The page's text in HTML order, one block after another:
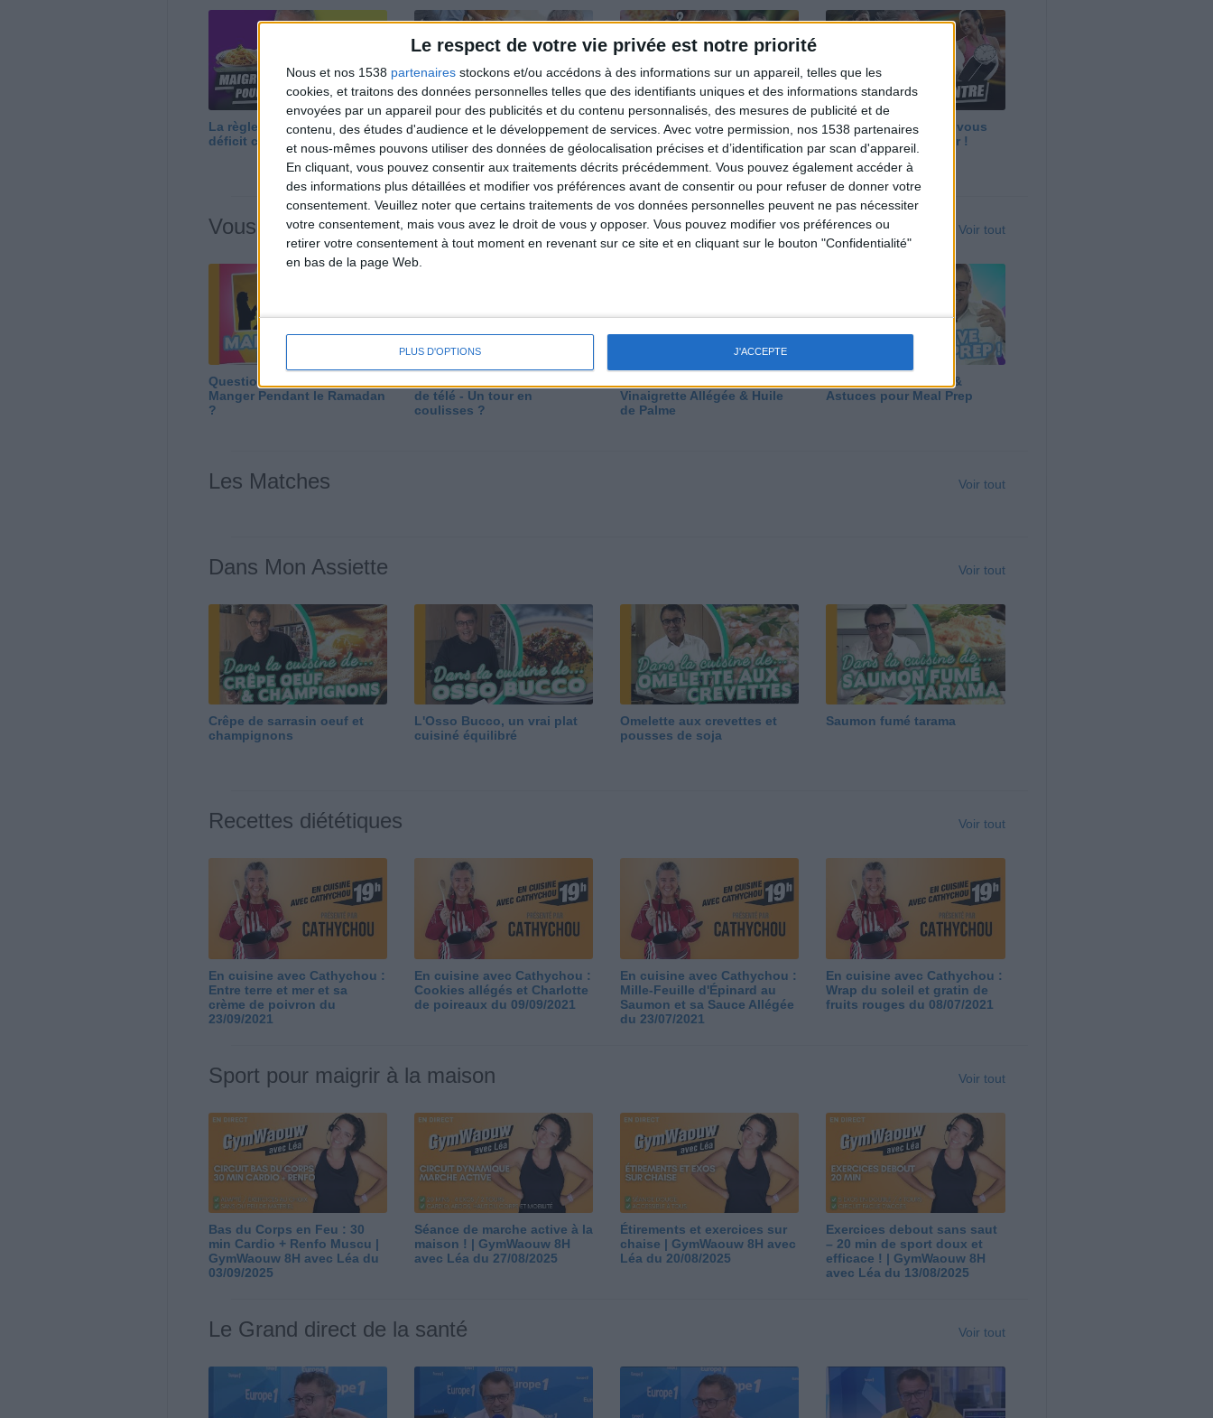
Le respect de votre vie privée est notre priorité
Nous et nos 1538 partenaires stockons et/ou accédons à des informations sur un appareil, telles que les
cookies, et traitons des données personnelles telles que des identifiants uniques et des informations standards
envoyées par un appareil pour des publicités et du contenu personnalisés, des mesures de publicité et de
contenu, des études d'audience et le développement de services. Avec votre permission, nos 1538 partenaires
et nous-mêmes pouvons utiliser des données de géolocalisation précises et d’identification par scan d'appareil.
En cliquant, vous pouvez consentir aux traitements décrits précédemment. Vous pouvez également accéder à
des informations plus détaillées et modifier vos préférences avant de consentir ou pour refuser de donner votre
consentement. Veuillez noter que certains traitements de vos données personnelles peuvent ne pas nécessiter
votre consentement, mais vous avez le droit de vous y opposer. Vous pouvez modifier vos préférences ou
retirer votre consentement à tout moment en revenant sur ce site et en cliquant sur le bouton "Confidentialité"
en bas de la page Web.
PLUS D'OPTIONS J'ACCEPTE
La règle N°1 pour maigrir : le
déficit calorique
Perdre 10 kg : ma méthode
est imparable
Et après la perte de poids ?
Je fais comment ?
Maigrir vite ? Ce que vous
devez vraiment savoir !
Vous m'avez demandé Voir tout
Question/Réponse : Que
Manger Pendant le Ramadan
?
de télé - Un tour en
coulisses ?
Vinaigrette Allégée & Huile
de Palme
Panga, Huile d'Olive &
Astuces pour Meal Prep
Les Matches Voir tout
Dans Mon Assiette Voir tout
Crêpe de sarrasin oeuf et
champignons
L'Osso Bucco, un vrai plat
cuisiné équilibré
Omelette aux crevettes et
pousses de soja
Saumon fumé tarama
Recettes diététiques Voir tout
En cuisine avec Cathychou :
Entre terre et mer et sa
crème de poivron du
23/09/2021
En cuisine avec Cathychou :
Cookies allégés et Charlotte
de poireaux du 09/09/2021
En cuisine avec Cathychou :
Mille-Feuille d'Épinard au
Saumon et sa Sauce Allégée
du 23/07/2021
En cuisine avec Cathychou :
Wrap du soleil et gratin de
fruits rouges du 08/07/2021
Sport pour maigrir à la maison Voir tout
Bas du Corps en Feu : 30
min Cardio + Renfo Muscu |
GymWaouw 8H avec Léa du
03/09/2025
Séance de marche active à la
maison ! | GymWaouw 8H
avec Léa du 27/08/2025
Étirements et exercices sur
chaise | GymWaouw 8H avec
Léa du 20/08/2025
Exercices debout sans saut
– 20 min de sport doux et
efficace ! | GymWaouw 8H
avec Léa du 13/08/2025
Le Grand direct de la santé Voir tout